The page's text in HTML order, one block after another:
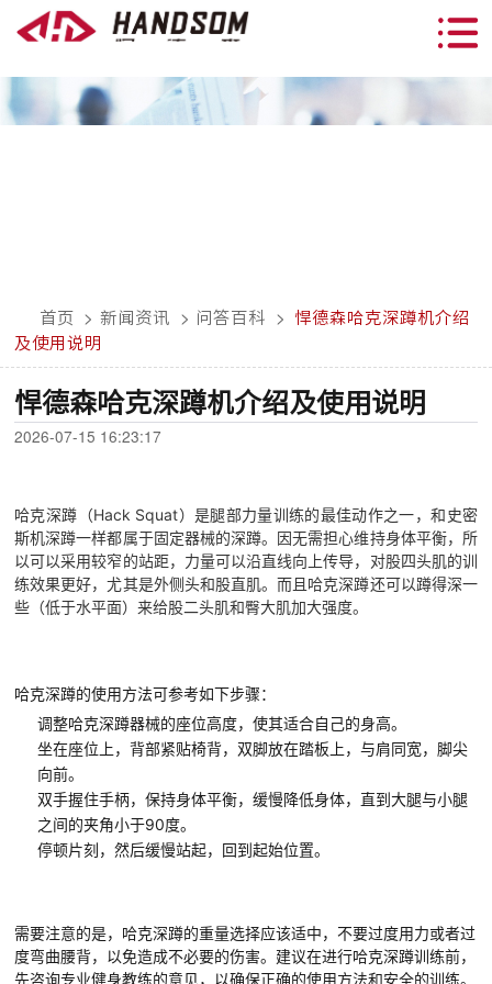
首页 > 新闻资讯 > 问答百科 >
悍德森哈克深蹲机介绍
及使用说明
悍德森哈克深蹲机介绍及使用说明
2026-07-15 16:23:17
哈克深蹲（Hack Squat）是腿部力量训练的最佳动作之一，和史密
斯机深蹲一样都属于固定器械的深蹲。因无需担心维持身体平衡，所
以可以采用较窄的站距，力量可以沿直线向上传导，对股四头肌的训
练效果更好，尤其是外侧头和股直肌。而且哈克深蹲还可以蹲得深一
些（低于水平面）来给股二头肌和臀大肌加大强度。
哈克深蹲的使用方法可参考如下步骤：
调整哈克深蹲器械的座位高度，使其适合自己的身高。
坐在座位上，背部紧贴椅背，双脚放在踏板上，与肩同宽，脚尖
向前。
双手握住手柄，保持身体平衡，缓慢降低身体，直到大腿与小腿
之间的夹角小于90度。
停顿片刻，然后缓慢站起，回到起始位置。
需要注意的是，哈克深蹲的重量选择应该适中，不要过度用力或者过
度弯曲腰背，以免造成不必要的伤害。建议在进行哈克深蹲训练前，
先咨询专业健身教练的意见，以确保正确的使用方法和安全的训练。